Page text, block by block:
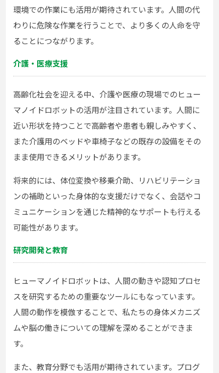
環境での作業にも活用が期待されています。人間の代
わりに危険な作業を行うことで、より多くの人命を守
ることにつながります。
介護・医療支援
高齢化社会を迎える中、介護や医療の現場でのヒュー
マノイドロボットの活用が注目されています。人間に
近い形状を持つことで高齢者や患者も親しみやすく、
また介護用のベッドや車椅子などの既存の設備をその
まま使用できるメリットがあります。
将来的には、体位変換や移乗介助、リハビリテーショ
ンの補助といった身体的な支援だけでなく、会話やコ
ミュニケーションを通じた精神的なサポートも行える
可能性があります。
研究開発と教育
ヒューマノイドロボットは、人間の動きや認知プロセ
スを研究するための重要なツールにもなっています。
人間の動作を模倣することで、私たちの身体メカニズ
ムや脳の働きについての理解を深めることができま
す。
また、教育分野でも活用が期待されています。プログ